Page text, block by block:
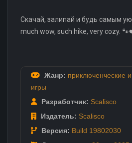
Скачай, залипай и будь самым
much wow, such hike, very cozy.
Жанр: приключенческие
игры
Разработчик: Scalisco
Издатель: Scalisco
Версия: Build 19802030